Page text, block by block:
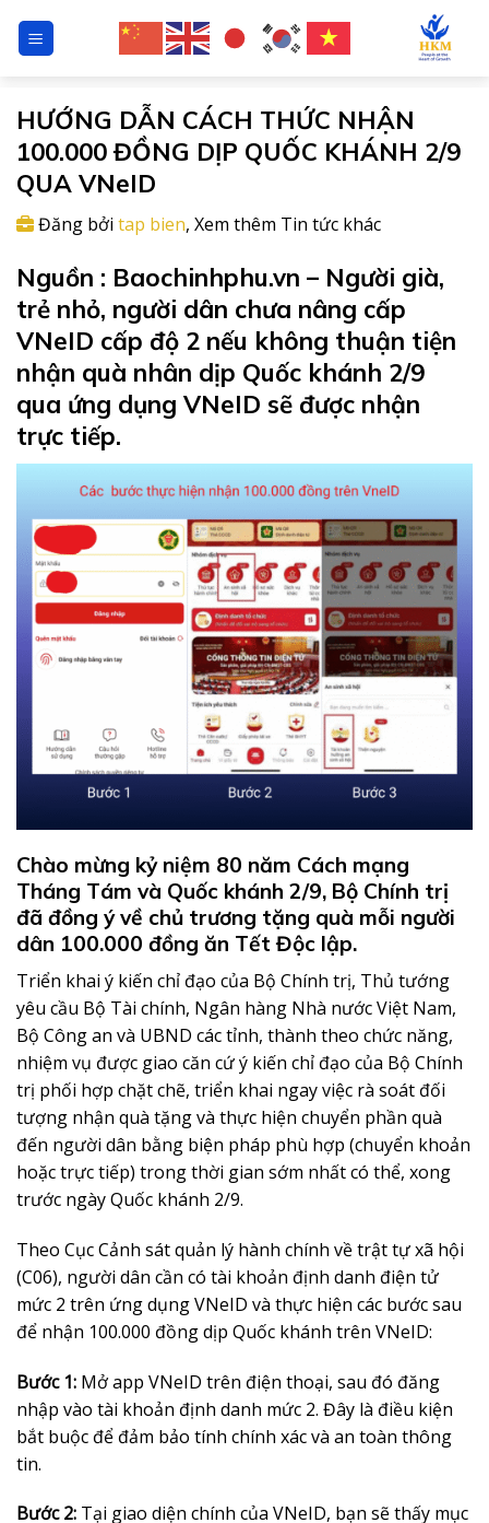
đến
HƯỚNG DẪN CÁCH THỨC NHẬN
100.000 ĐỒNG DỊP QUỐC KHÁNH 2/9
QUA VNeID
Đăng bởi tap bien, Xem thêm Tin tức khác
Nguồn : Baochinhphu.vn – Người già,
trẻ nhỏ, người dân chưa nâng cấp
VNeID cấp độ 2 nếu không thuận tiện
nhận quà nhân dịp Quốc khánh 2/9
qua ứng dụng VNeID sẽ được nhận
trực tiếp.
Chào mừng kỷ niệm 80 năm Cách mạng
Tháng Tám và Quốc khánh 2/9, Bộ Chính trị
đã đồng ý về chủ trương tặng quà mỗi người
dân 100.000 đồng ăn Tết Độc lập.
Triển khai ý kiến chỉ đạo của Bộ Chính trị, Thủ tướng
yêu cầu Bộ Tài chính, Ngân hàng Nhà nước Việt Nam,
Bộ Công an và UBND các tỉnh, thành theo chức năng,
nhiệm vụ được giao căn cứ ý kiến chỉ đạo của Bộ Chính
trị phối hợp chặt chẽ, triển khai ngay việc rà soát đối
tượng nhận quà tặng và thực hiện chuyển phần quà
đến người dân bằng biện pháp phù hợp (chuyển khoản
hoặc trực tiếp) trong thời gian sớm nhất có thể, xong
trước ngày Quốc khánh 2/9.
Theo Cục Cảnh sát quản lý hành chính về trật tự xã hội
(C06), người dân cần có tài khoản định danh điện tử
mức 2 trên ứng dụng VNeID và thực hiện các bước sau
để nhận 100.000 đồng dịp Quốc khánh trên VNeID:
Bước 1: Mở app VNeID trên điện thoại, sau đó đăng
nhập vào tài khoản định danh mức 2. Đây là điều kiện
bắt buộc để đảm bảo tính chính xác và an toàn thông
tin.
Bước 2: Tại giao diện chính của VNeID, bạn sẽ thấy mục